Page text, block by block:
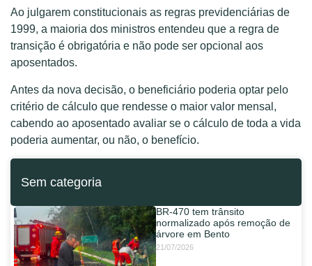
Ao julgarem constitucionais as regras previdenciárias de
1999, a maioria dos ministros entendeu que a regra de
transição é obrigatória e não pode ser opcional aos
aposentados.
Antes da nova decisão, o beneficiário poderia optar pelo
critério de cálculo que rendesse o maior valor mensal,
cabendo ao aposentado avaliar se o cálculo de toda a vida
poderia aumentar, ou não, o benefício.
Sem categoria
BR-470 tem trânsito
normalizado após remoção de
árvore em Bento
21/07/2026